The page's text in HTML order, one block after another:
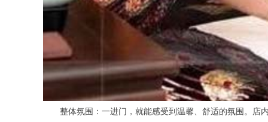
整体氛围：一进门，就能感受到温馨、舒适的氛围。店内